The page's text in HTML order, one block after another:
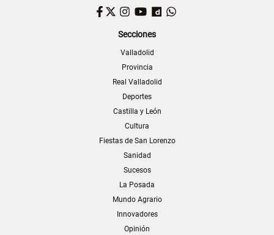
Facebook
TwitterInstagram
YouTubeDailymotion
Secciones
Valladolid
Provincia
Real Valladolid
Deportes
Castilla y León
Cultura
Fiestas de San Lorenzo
Sanidad
Sucesos
La Posada
Mundo Agrario
Innovadores
Opinión